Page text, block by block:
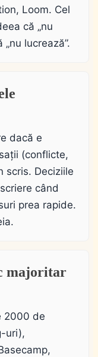
Loom. Cel
că „nu
lucrează”.
dacă e
(conflicte,
scris. Deciziile
când
prea rapide.
majoritar
2000 de
uri),